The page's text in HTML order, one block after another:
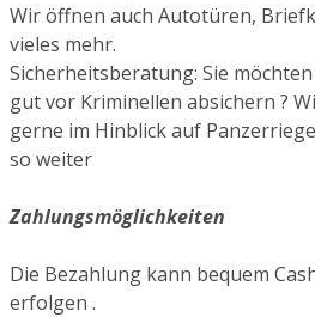
Wir öffnen auch Autotüren,
vieles mehr.
Sicherheitsberatung: Sie
gut vor Kriminellen absichern ?
gerne im Hinblick auf
so weiter
Zahlungsmöglichkeiten
Die Bezahlung kann bequem
erfolgen .